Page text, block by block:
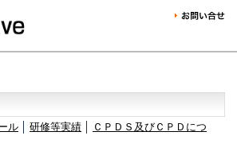
ル 研修等実績
ＣＰＤＳ及びＣＰＤにつ